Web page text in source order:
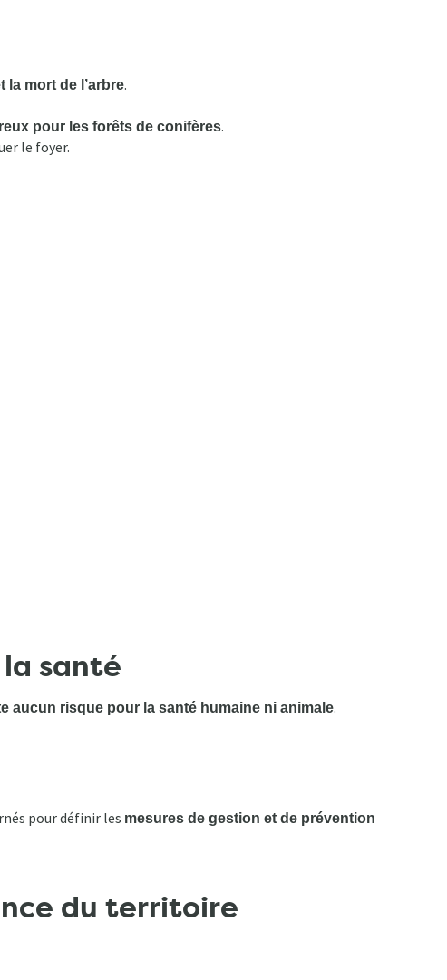
la mort de l’arbre.
pour les forêts de conifères.
le foyer.
santé
aucun risque pour la santé humaine ni animale.
pour définir les mesures de gestion et de prévention
du territoire